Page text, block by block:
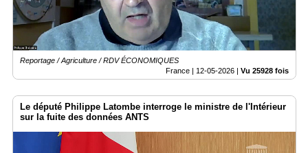
Reportage / Agriculture / RDV ÉCONOMIQUES
France | 12-05-2026 | Vu 25928 fois
Le député Philippe Latombe interroge le ministre de l'Intérieur
sur la fuite des données ANTS